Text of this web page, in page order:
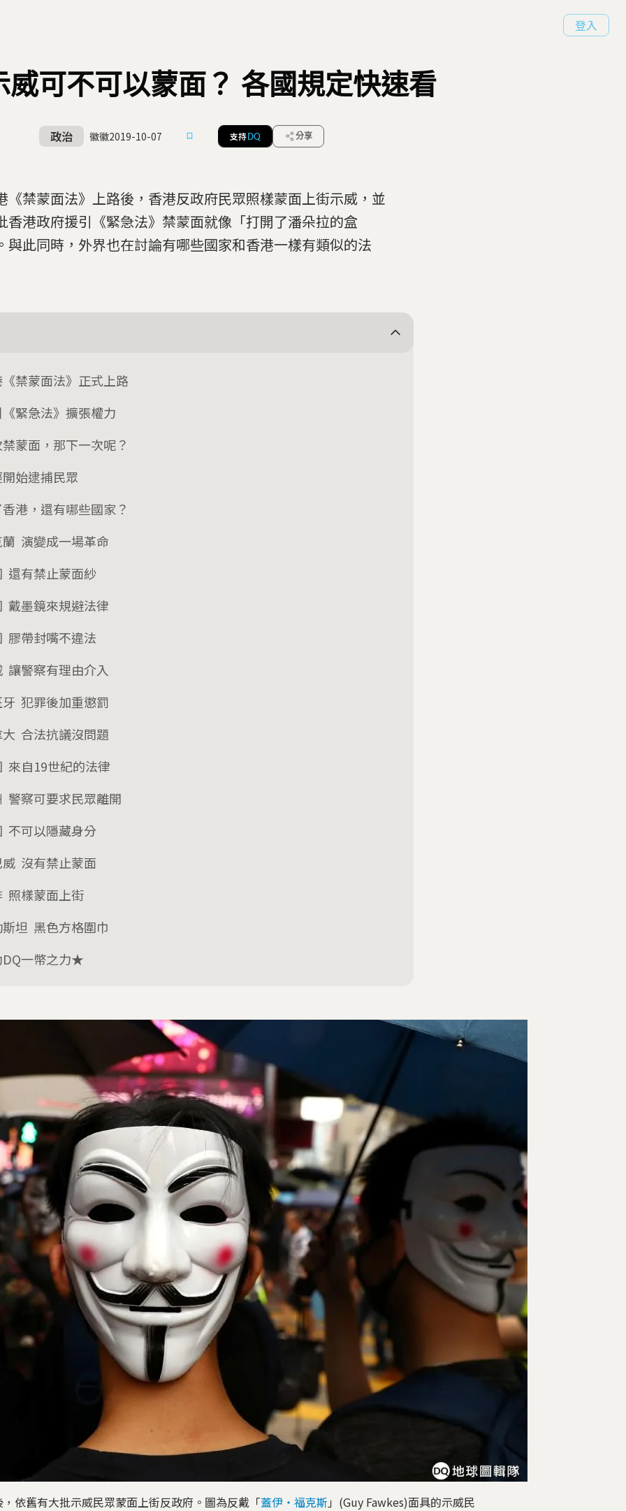
登入
威可不可以蒙面？ 各國規定快速看
政治 徽徽2019-10-07 支持 DQ 分享
《禁蒙面法》上路後，香港反政府民眾照樣蒙面上街示威，並
香港政府援引《緊急法》禁蒙面就像「打開了潘朵拉的盒
與此同時，外界也在討論有哪些國家和香港一樣有類似的法
禁蒙面法》正式上路
緊急法》擴張權力
蒙面，那下一次呢？
始逮捕民眾
港，還有哪些國家？
演變成一場革命
還有禁止蒙面紗
戴墨鏡來規避法律
膠帶封嘴不違法
讓警察有理由介入
犯罪後加重懲罰
合法抗議沒問題
來自19世紀的法律
警察可要求民眾離開
不可以隱藏身分
沒有禁止蒙面
照樣蒙面上街
坦 黑色方格圍巾
一幣之力★
依舊有大批示威民眾蒙面上街反政府。圖為反戴「蓋伊‧福克斯 」(Guy Fawkes)面具的示威民